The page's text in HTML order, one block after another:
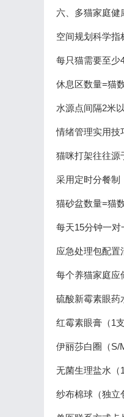
六、多猫家庭健
空间规划科学指
每只猫需要至少
休息区数量=猫
水源点间隔2米
情绪管理实用技
猫咪打架往往源
采用定时分餐制
猫砂盆数量=猫
每天15分钟一
应急处理包配置
每个养猫家庭应
硫酸新霉素眼药
红霉素眼膏（1支
伊丽莎白圈（S/
无菌生理盐水（
纱布棉球（独立